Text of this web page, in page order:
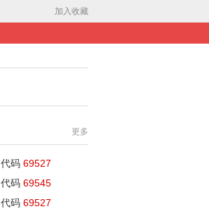
加入收藏
更多
代码 69527
代码 69545
代码 69527